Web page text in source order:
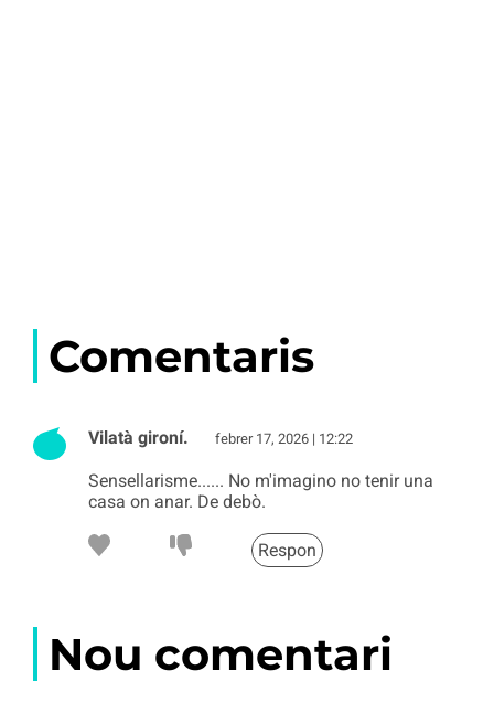
Comentaris
Vilatà gironí. febrer 17, 2026 | 12:22
Sensellarisme...... No m'imagino no tenir una
casa on anar. De debò.
Respon
Nou comentari